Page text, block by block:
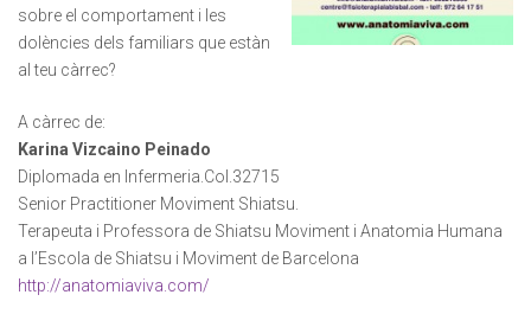
sobre el comportament i les
dolències dels familiars que estàn
al teu càrrec?
A càrrec de:
Karina Vizcaino Peinado
Diplomada en Infermeria.Col.32715
Senior Practitioner Moviment Shiatsu.
Terapeuta i Professora de Shiatsu Moviment i Anatomia Humana
a l’Escola de Shiatsu i Moviment de Barcelona
http://anatomiaviva.com/
Si us plau envieu-me novetats i promocions
VERIFICACIÓ
Si us plau escriu dos dígits